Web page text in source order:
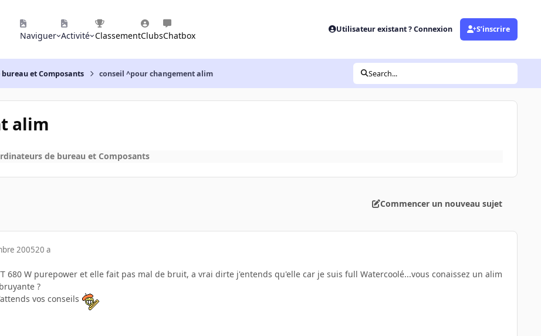
Naviguer Activité ClassementClubsChatbox
Utilisateur existant ? Connexion S’inscrire
et Composants conseil ^pour changement alim Search...
alim
de bureau et Composants
Commencer un nouveau sujet
200520 a
680 W purepower et elle fait pas mal de bruit, a vrai dirte j'entends qu'elle car je suis full Watercoolé...vous conaissez un alim
?
vos conseils